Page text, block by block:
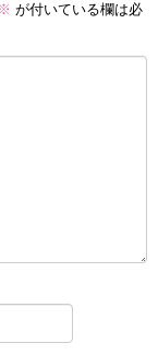
※ が付いている欄は必